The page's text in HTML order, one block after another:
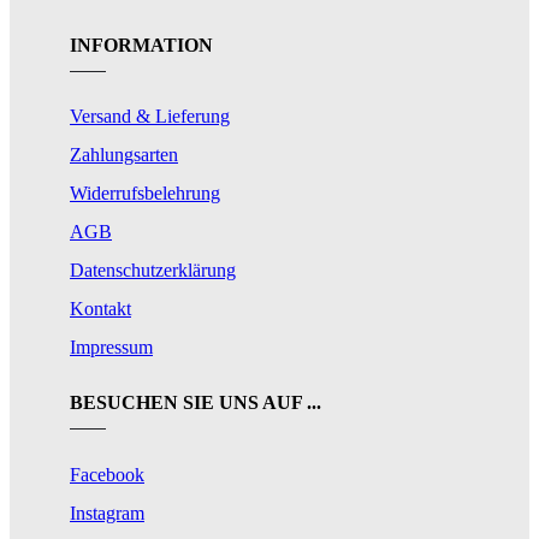
INFORMATION
Versand & Lieferung
Zahlungsarten
Widerrufsbelehrung
AGB
Datenschutzerklärung
Kontakt
Impressum
BESUCHEN SIE UNS AUF ...
Facebook
Instagram